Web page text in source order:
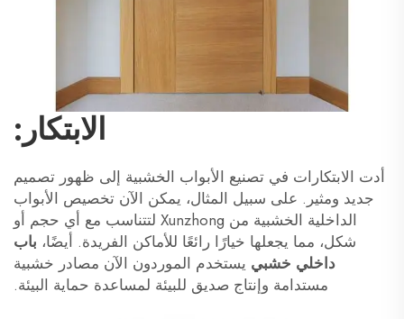
الابتكار:
أدت الابتكارات في تصنيع الأبواب الخشبية إلى ظهور تصميم
جديد ومثير. على سبيل المثال، يمكن الآن تخصيص الأبواب
الداخلية الخشبية من Xunzhong لتتناسب مع أي حجم أو
شكل، مما يجعلها خيارًا رائعًا للأماكن الفريدة. أيضًا، باب
داخلي خشبي يستخدم الموردون الآن مصادر خشبية
مستدامة وإنتاج صديق للبيئة لمساعدة حماية البيئة.